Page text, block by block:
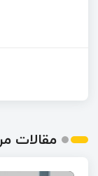
مقالات